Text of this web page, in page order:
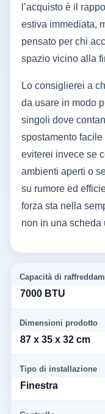
l’acquisto è il
estiva immediata,
pensato per chi
spazio vicino alla
Lo consiglierei a
da usare in modo
singoli dove
spostamento
eviterei invece se
ambienti aperti o
su rumore ed
forza sta nella
non in una scheda
Capacità di
7000 BTU
Dimensioni prodotto
87 x 35 x 32 cm
Tipo di installazione
Finestra